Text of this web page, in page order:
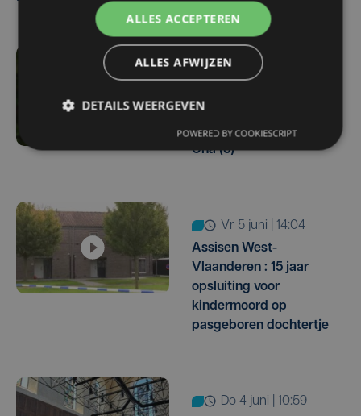
wo 24 juni | 15:59
proces over moord op
dochterjes Maud (8) en
Ona (5)
vr 5 juni | 14:04
Assisen West-
Vlaanderen : 15 jaar
opsluiting voor
kindermoord op
pasgeboren dochtertje
do 4 juni | 10:59
ALLES ACCEPTEREN
ALLES AFWIJZEN
DETAILS WEERGEVEN
POWERED BY COOKIESCRIPT